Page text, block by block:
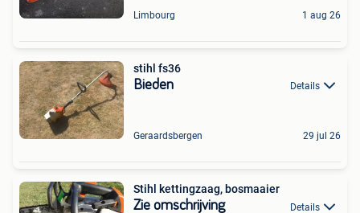
Limbourg 1 aug 26
stihl fs36
Bieden Details
Geraardsbergen 29 jul 26
Stihl kettingzaag, bosmaaier
Zie omschrijving Details